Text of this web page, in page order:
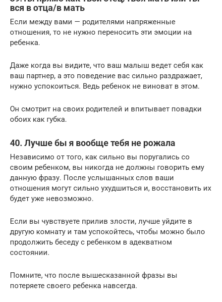
вся в отца/в мать
Если между вами — родителями напряженные
отношения, то не нужно переносить эти эмоции на
ребенка.
Даже когда вы видите, что ваш малыш ведет себя как
ваш партнер, а это поведение вас сильно раздражает,
нужно успокоиться. Ведь ребенок не виноват в этом.
Он смотрит на своих родителей и впитывает повадки
обоих как губка.
40. Лучше бы я вообще тебя не рожала
Независимо от того, как сильно вы поругались со
своим ребенком, вы никогда не должны говорить ему
данную фразу. После услышанных слов ваши
отношения могут сильно ухудшиться и, восстановить их
будет уже невозможно.
Если вы чувствуете прилив злости, лучше уйдите в
другую комнату и там успокойтесь, чтобы можно было
продолжить беседу с ребенком в адекватном
состоянии.
Помните, что после вышесказанной фразы вы
потеряете своего ребенка навсегда.